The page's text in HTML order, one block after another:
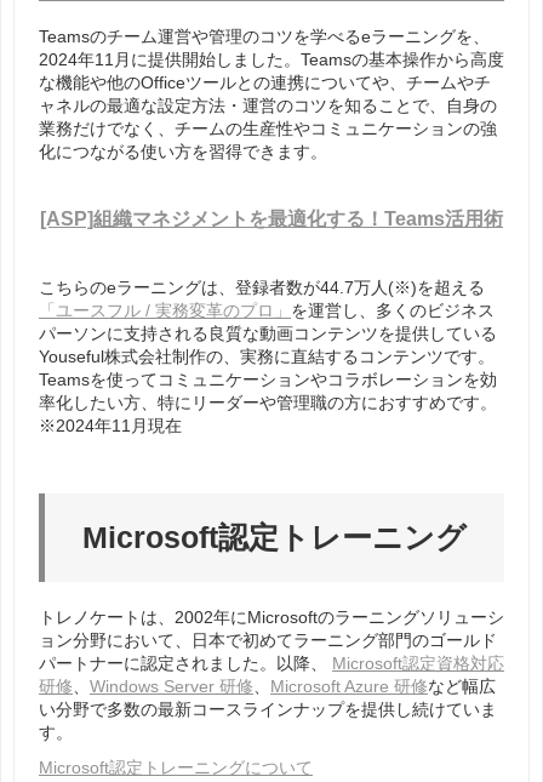
Teamsのチーム運営や管理のコツを学べるeラーニングを、
2024年11月に提供開始しました。Teamsの基本操作から高度
な機能や他のOfficeツールとの連携についてや、チームやチ
ャネルの最適な設定方法・運営のコツを知ることで、自身の
業務だけでなく、チームの生産性やコミュニケーションの強
化につながる使い方を習得できます。
[ASP]組織マネジメントを最適化する！Teams活用術
こちらのeラーニングは、登録者数が44.7万人(※)を超える
「ユースフル / 実務変革のプロ」 を運営し、多くのビジネス
パーソンに支持される良質な動画コンテンツを提供している
Youseful株式会社制作の、実務に直結するコンテンツです。
Teamsを使ってコミュニケーションやコラボレーションを効
率化したい方、特にリーダーや管理職の方におすすめです。
※2024年11月現在
Microsoft認定トレーニング
トレノケートは、2002年にMicrosoftのラーニングソリューシ
ョン分野において、日本で初めてラーニング部門のゴールド
パートナーに認定されました。以降、
Microsoft認定資格対応
研修
Windows Server 研修 Microsoft Azure 研修など幅広
い分野で多数の最新コースラインナップを提供し続けていま
す。
Microsoft認定トレーニングについて